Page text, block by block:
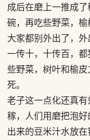
成后在磨上一推成
碗，再吃些野菜，榆
大家都别外出了，外
一传十，十传百，
些野菜，树叶和榆
死。
老子这一点化还真
稼，人们用磨把泡
出来的豆米汁水放